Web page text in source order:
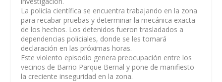
La policía científica se encuentra trabajando en la zona
para recabar pruebas y determinar la mecánica exacta
de los hechos. Los detenidos fueron trasladados a
dependencias policiales, donde se les tomará
declaración en las próximas horas.
Este violento episodio genera preocupación entre los
vecinos de Barrio Parque Bernal y pone de manifiesto
la creciente inseguridad en la zona.